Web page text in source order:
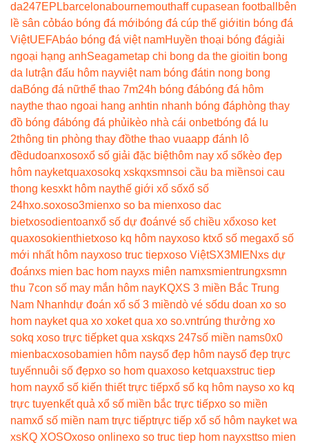
da247EPLbarcelonabournemouthaff cupasean football
bên
lề sân cỏbáo bóng đá mớibóng đá cúp thế giớitin bóng đá
ViệtUEFAbáo bóng đá việt namHuyền thoại bóng đágiải
ngoại hạng anhSeagametap chi bong da the gioitin bong
da lutrận đấu hôm nayviệt nam bóng đátin nong bong
daBóng đá nữthể thao 7m24h bóng đábóng đá hôm
naythe thao ngoai hang anhtin nhanh bóng đáphòng thay
đồ bóng đábóng đá phủikèo nhà cái onbetbóng đá lu
2thông tin phòng thay đồthe thao vuaapp đánh lô
đềdudoanxosoxổ số giải đặc biệthôm nay xổ sốkèo đẹp
hôm nayketquaxosokq xskqxsmnsoi cầu ba miềnsoi cau
thong kesxkt hôm naythế giới xổ sốxổ số
24hxo.soxoso3mienxo so ba mienxoso dac
bietxosodientoanxổ số dự đoánvé số chiều xổxoso ket
quaxosokienthietxoso kq hôm nayxoso ktxổ số megaxổ số
mới nhất hôm nayxoso truc tiepxoso ViệtSX3MIENxs dự
đoánxs mien bac hom nayxs miên namxsmientrungxsmn
thu 7con số may mắn hôm nayKQXS 3 miền Bắc Trung
Nam Nhanhdự đoán xổ số 3 miềndò vé sốdu doan xo so
hom nayket qua xo xoket qua xo so.vntrúng thưởng xo
sokq xoso trực tiếpket qua xskqxs 247số miền nams0x0
mienbacxosobamien hôm naysố đẹp hôm naysố đẹp trực
tuyếnnuôi số đẹpxo so hom quaxoso ketquaxstruc tiep
hom nayxổ số kiến thiết trực tiếpxổ số kq hôm nayso xo kq
trực tuyenkết quả xổ số miền bắc trực tiếpxo so miền
namxổ số miền nam trực tiếptrực tiếp xổ số hôm nayket wa
xsKQ XOSOxoso onlinexo so truc tiep hom nayxsttso mien